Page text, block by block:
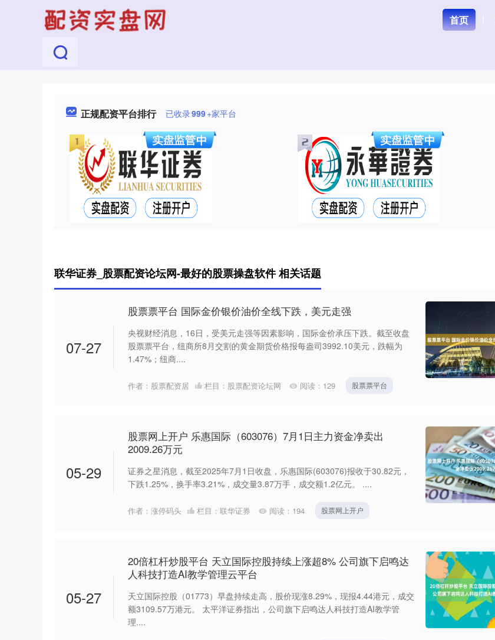
首页
正规配资平台排行 已收录999+家平台
联华证券_股票配资论坛网-最好的股票操盘软件 相关话题
07-27
股票票平台 国际金价银价油价全线下跌，美元走强
央视财经消息，16日，受美元走强等因素影响，国际金价承压下跌。截至收盘
股票票平台，纽商所8月交割的黄金期货价格报每盎司3992.10美元，跌幅为
1.47%；纽商....
作者：股票配资居 栏目： 股票配资论坛网 阅读： 129 股票票平台
05-29
股票网上开户 乐惠国际（603076）7月1日主力资金净卖出
2009.26万元
证券之星消息，截至2025年7月1日收盘，乐惠国际(603076)报收于30.82元，
下跌1.25%，换手率3.21%，成交量3.87万手，成交额1.2亿元。 ....
作者：涨停码头 栏目： 联华证券 阅读： 194 股票网上开户
05-27
20倍杠杆炒股平台 天立国际控股持续上涨超8% 公司旗下启鸣达
人科技打造AI教学管理云平台
天立国际控股（01773）早盘持续走高，股价现涨8.29%，现报4.44港元，成交
额3109.57万港元。 太平洋证券指出，公司旗下启鸣达人科技打造AI教学管
理....